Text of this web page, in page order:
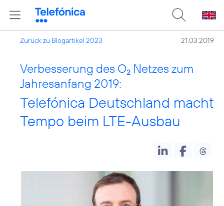
Zurück zu Blogartikel 2023 21.03.2019
Verbesserung des O2 Netzes zum
Jahresanfang 2019:
Telefónica Deutschland macht
Tempo beim LTE-Ausbau